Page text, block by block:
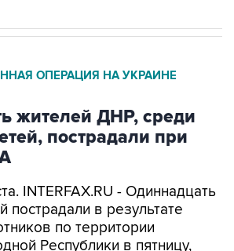
ОПЕРАЦИЯ НА УКРАИНЕ
жителей ДНР, среди
пострадали при
INTERFAX.RU - Одиннадцать
пострадали в результате
по территории
Республики в пятницу,